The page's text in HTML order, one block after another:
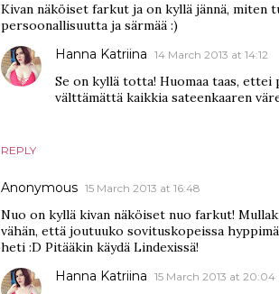
Kivan näköiset farkut ja on kyllä jännä,
persoonallisuutta ja särmää :)
REPLY
Hanna Katriina 14 March 2013 at 14:12
Se on kyllä totta! Huomaa taas,
välttämättä kaikkia sateenkaaren
Anonymous 15 March 2013 at 16:48
Nuo on kyllä kivan näköiset nuo farkut!
vähän, että joutuuko sovituskopeissa
heti :D Pitääkin käydä Lindexissä!
Hanna Katriina 15 March 2013 at 20:04